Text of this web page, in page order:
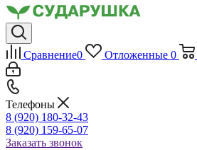
Сравнение0 Отложенные 0
Телефоны
8 (920) 180-32-43
8 (920) 159-65-07
Заказать звонок